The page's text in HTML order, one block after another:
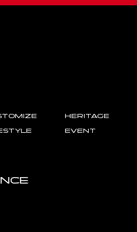
HERITAGE
EVENT